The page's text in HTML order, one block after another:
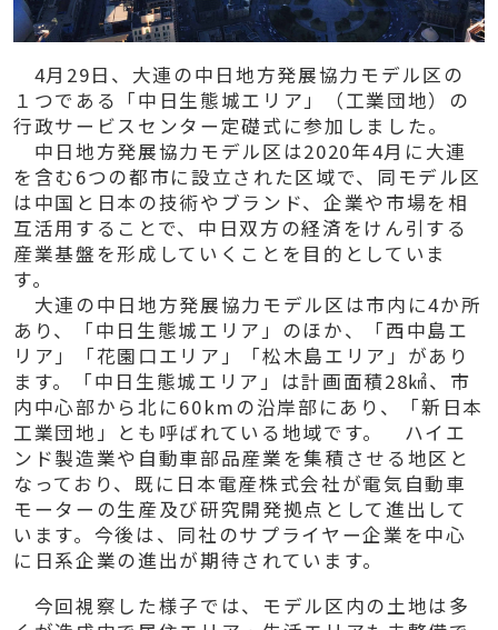
4月29日、大連の中日地方発展協力モデル区の
１つである「中日生態城エリア」（工業団地）の
行政サービスセンター定礎式に参加しました。
中日地方発展協力モデル区は2020年4月に大連
を含む6つの都市に設立された区域で、同モデル区
は中国と日本の技術やブランド、企業や市場を相
互活用することで、中日双方の経済をけん引する
産業基盤を形成していくことを目的としていま
す。
大連の中日地方発展協力モデル区は市内に4か所
あり、「中日生態城エリア」のほか、「西中島エ
リア」「花園口エリア」「松木島エリア」があり
ます。「中日生態城エリア」は計画面積28㎢、市
内中心部から北に60kmの沿岸部にあり、「新日本
工業団地」とも呼ばれている地域です。 ハイエ
ンド製造業や自動車部品産業を集積させる地区と
なっており、既に日本電産株式会社が電気自動車
モーターの生産及び研究開発拠点として進出して
います。今後は、同社のサプライヤー企業を中心
に日系企業の進出が期待されています。
今回視察した様子では、モデル区内の土地は多